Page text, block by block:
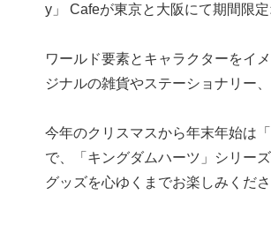
y」 Cafeが東京と大阪にて期間限
ワールド要素とキャラクターをイ
ジナルの雑貨やステーショナリー
今年のクリスマスから年末年始は
で、「キングダムハーツ」シリー
グッズを心ゆくまでお楽しみくだ